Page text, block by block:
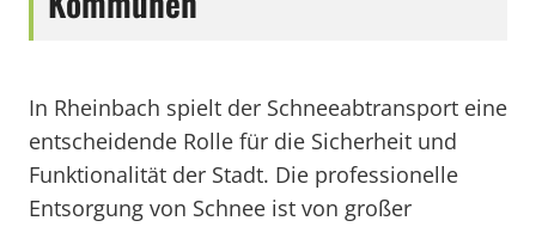
In Rheinbach spielt der Schneeabtransport eine
entscheidende Rolle für die Sicherheit und
Funktionalität der Stadt. Die professionelle
Entsorgung von Schnee ist von großer